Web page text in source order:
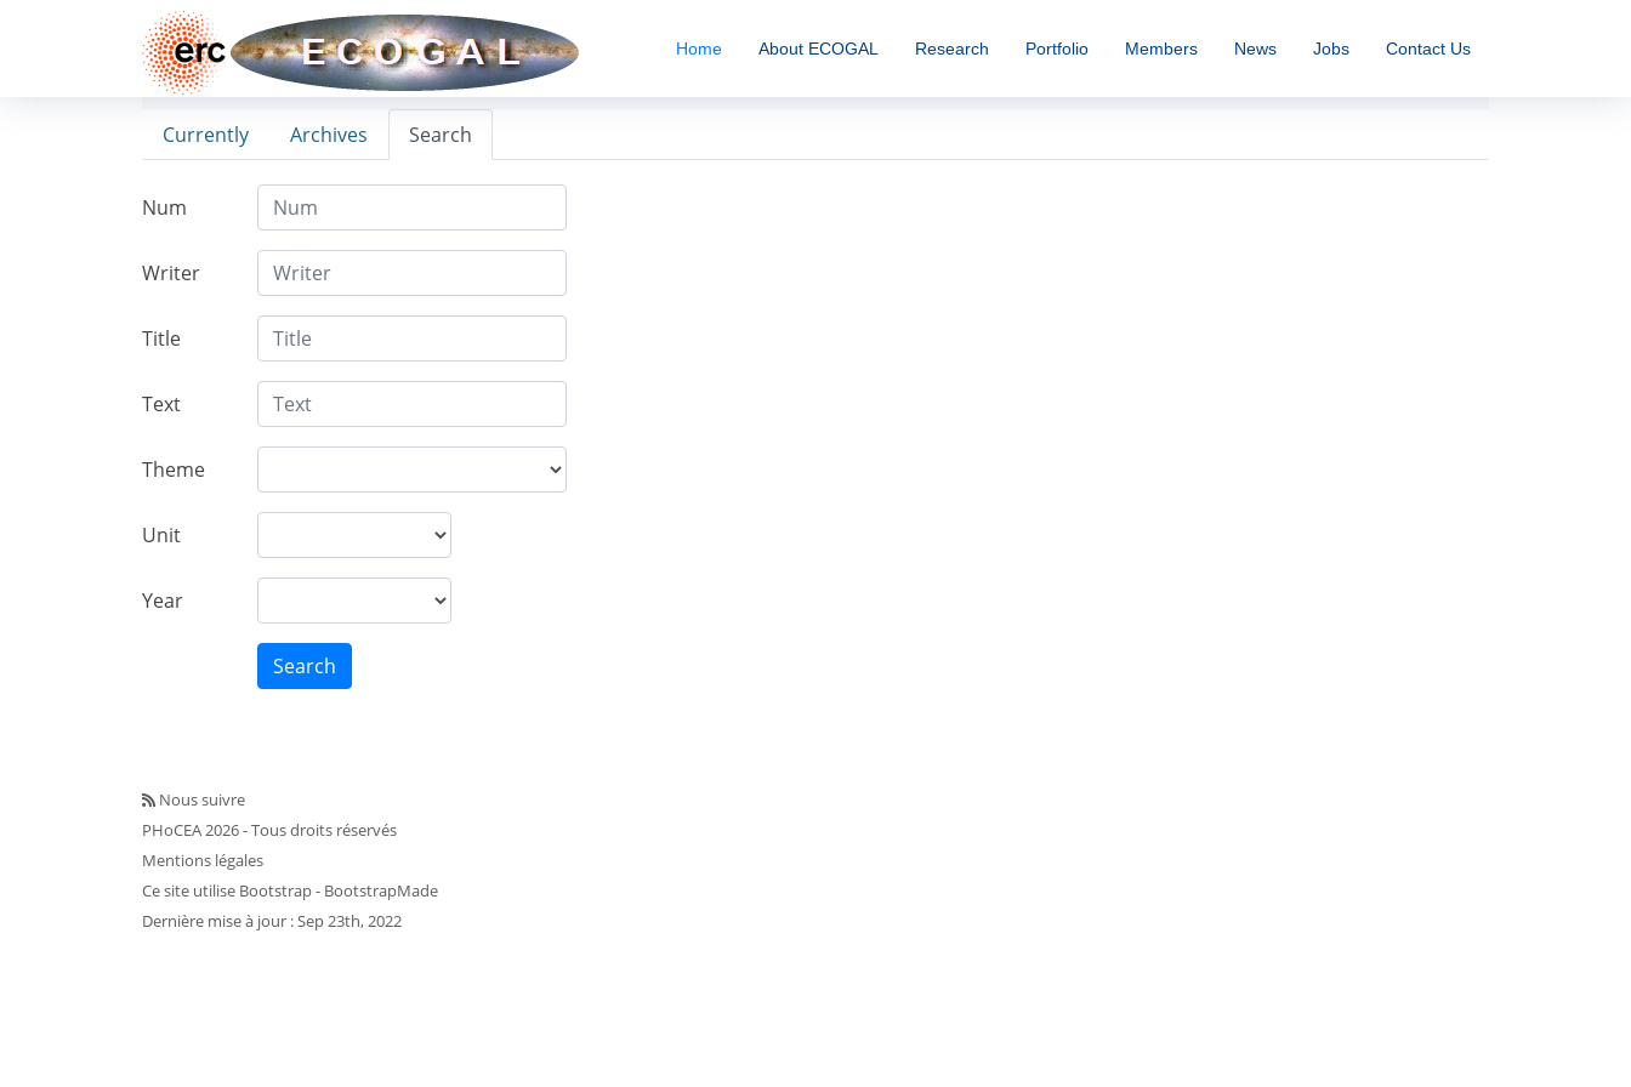
Home About ECOGAL Research Portfolio Members News Jobs Contact Us
Currently Archives Search
Num
Writer
Title
Text
Theme
Unit
Year
Search
Nous suivre
PHoCEA 2026 - Tous droits réservés
Mentions légales
Ce site utilise Bootstrap- BootstrapMade
Dernière mise à jour : Sep 23th, 2022